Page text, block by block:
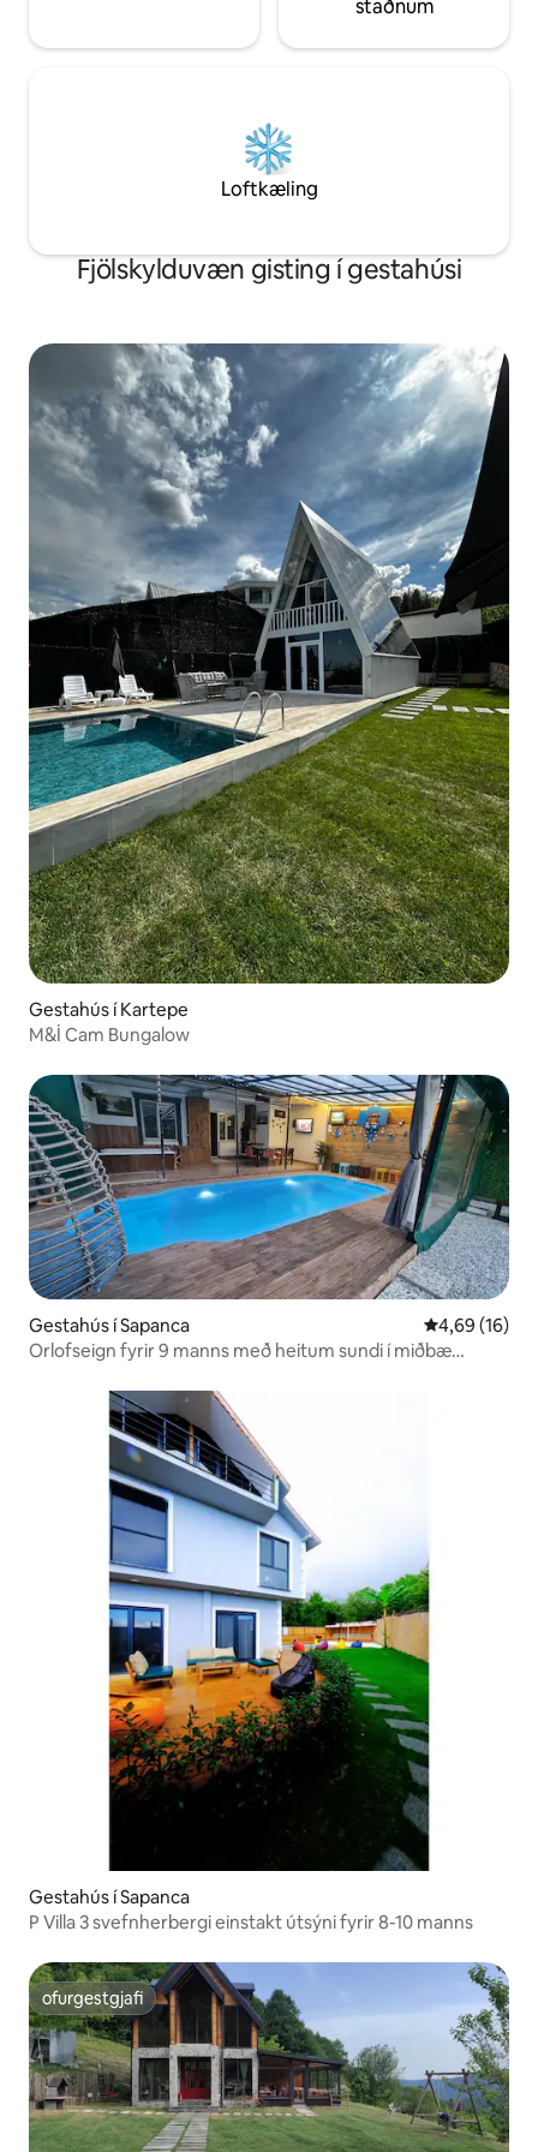
staðnum
Loftkæling
Fjölskylduvæn gisting í gestahúsi
Gestahús í Kartepe
M&İ Cam Bungalow
Gestahús í Sapanca 4,69 af 5 í
4,69 (16)
Orlofseign fyrir 9 manns með heitum sundi í miðbæ
Gestahús í Sapanca
P Villa 3 svefnherbergi einstakt útsýni fyrir 8-10 manns
ofurgestgjafi
ofurgestgjafi